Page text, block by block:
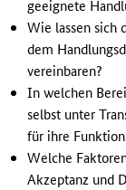
geeignete
Wie lassen sich
dem
vereinbaren?
In welchen
selbst unter
für ihre
Welche
Akzeptanz und